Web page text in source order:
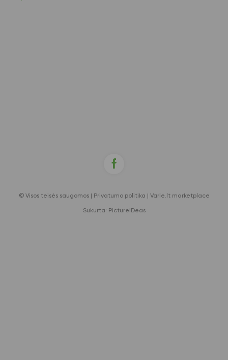
© Visos teisės saugomos | Privatumo politika Varle.lt marketplace
Sukurta: PictureIDeas